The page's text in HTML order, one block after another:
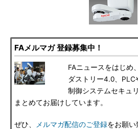
FAメルマガ 登録募集中！
FAニュースをはじめ
ダストリー4.0、PLC
制御システムセキュ
まとめてお届けしています。
ぜひ、 メルマガ配信のご登録をお願い